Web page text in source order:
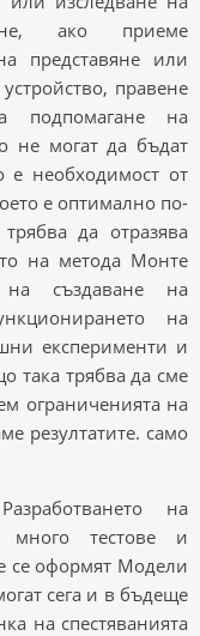
ако приеме
представяне или
правене
подпомагане на
не могат да бъдат
е необходимост от
е оптимално по-
да отразява
на метода Монте
създаване на
на
експерименти и
така трябва да сме
ограниченията на
резултатите. само
на
много тестове и
се оформят Модели
сега и в бъдеще
на спестяванията